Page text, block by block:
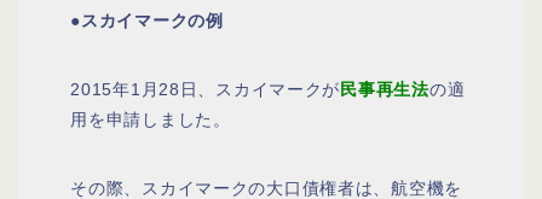
●スカイマークの例
2015年1月28日、 スカイマークが民事再生法の適
用を申請しました。
その際、スカイマークの大口債権者は、航空機を